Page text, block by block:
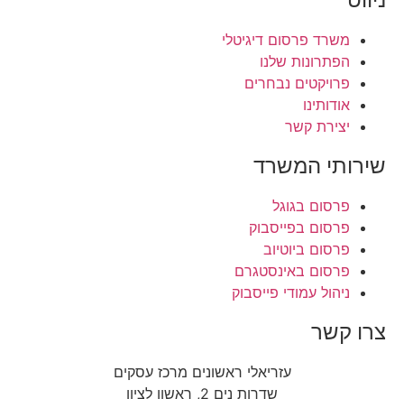
משרד פרסום דיגיטלי
הפתרונות שלנו
פרויקטים נבחרים
אודותינו
יצירת קשר
שירותי המשרד
פרסום בגוגל
פרסום בפייסבוק
פרסום ביוטיוב
פרסום באינסטגרם
ניהול עמודי פייסבוק
צרו קשר
עזריאלי ראשונים מרכז עסקים
שדרות נים 2, ראשון לציון